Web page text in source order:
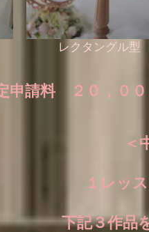
​レクタングル型
申請料 ２０，０
＜
１レッ
下記３作品